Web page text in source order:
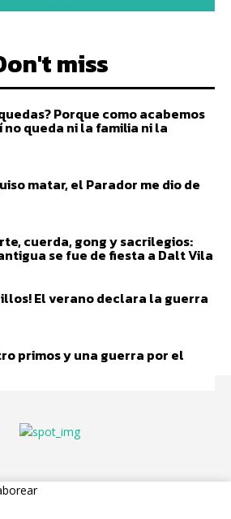
miss
Porque como acabemos
queda ni la familia ni la
matar, el Parador me dio de
cuerda, gong y sacrilegios:
se fue de fiesta a Dalt Vila
El verano declara la guerra
primos y una guerra por el